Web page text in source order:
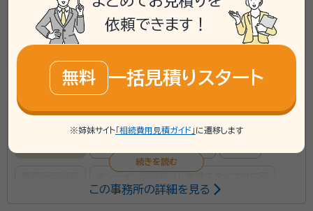
共に考え実行に移す相続のトータルコーディネーターだ
と自負しております。 相続といっても、法的及び税務的
な観点から、人の感情という複雑な問題が起こりえま
す。そのため、目の前の問題点だけでなく、将来起こりう
る様々な問題まで想定し、今できる最善の策を選択して
いきます。 ①生前対策から相続発生後の手続きまで実
当事務所にご相談にいらっしゃるお客様も増えていま
生前贈与などの選択肢がありますが、選択肢が多いから
資格等：行政書士 / 司法書士 / 宅地建物取引士 / FP２級
所属団体：東京都行政書士会
phone お電話でのご相談 無料
Web相談も受付中
対応業務：
この事務所の詳細を見る
依頼できます！
無料 一括見積りスタート
※姉妹サイト 「相続費用見積ガイド」 に遷移します